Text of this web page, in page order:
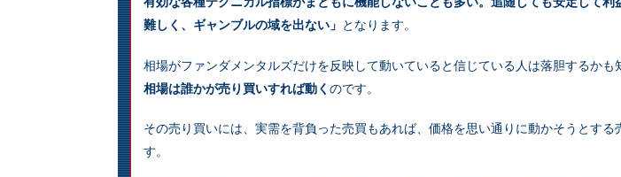
難しく、ギャンブルの域を出ない」 となります。
相場がファンダメンタルズだけを反映して動いていると信じている人は落胆するかも
相場は誰かが売り買いすれば動くのです。
その売り買いには、実需を背負った売買もあれば、価格を思い通りに動かそうとする
す。